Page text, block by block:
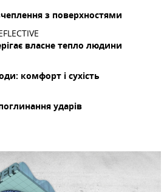
з поверхностями
власне тепло людини
комфорт і сухість
ударів